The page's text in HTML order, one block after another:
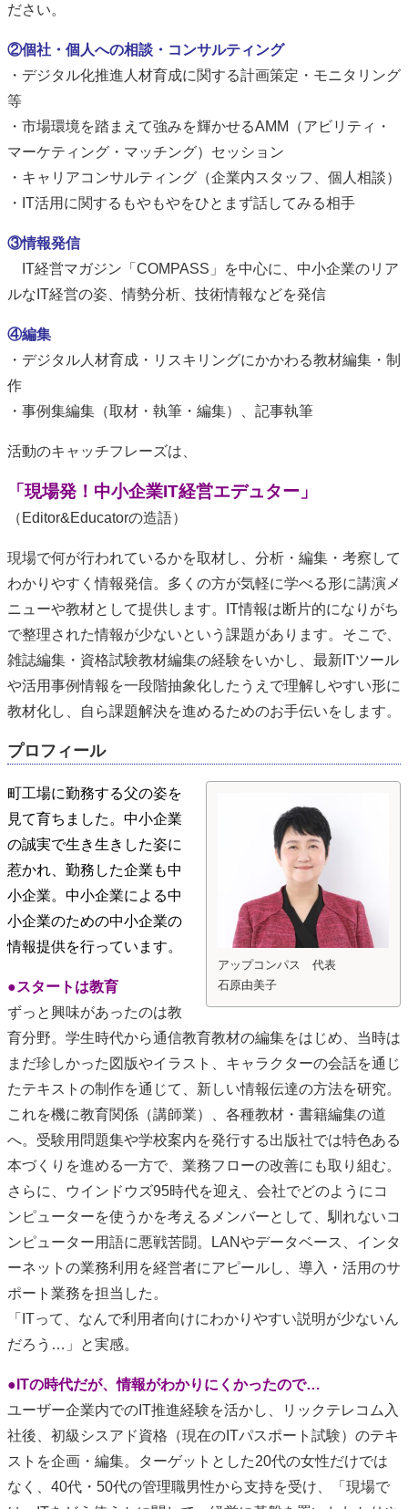
ださい。
②個社・個人への相談・コンサルティング
・デジタル化推進人材育成に関する計画策定・モニタリング
等
・市場環境を踏まえて強みを輝かせるAMM（アビリティ・
マーケティング・マッチング）セッション
・キャリアコンサルティング（企業内スタッフ、個人相談）
・IT活用に関するもやもやをひとまず話してみる相手
③情報発信
IT経営マガジン「COMPASS」を中心に、中小企業のリア
ルなIT経営の姿、情勢分析、技術情報などを発信
④編集
・デジタル人材育成・リスキリングにかかわる教材編集・制
作
・事例集編集（取材・執筆・編集）、記事執筆
活動のキャッチフレーズは、
「現場発！中小企業IT経営エデュター」
（Editor&Educatorの造語）
現場で何が行われているかを取材し、分析・編集・考察して
わかりやすく情報発信。多くの方が気軽に学べる形に講演メ
ニューや教材として提供します。IT情報は断片的になりがち
で整理された情報が少ないという課題があります。そこで、
雑誌編集・資格試験教材編集の経験をいかし、最新ITツール
や活用事例情報を一段階抽象化したうえで理解しやすい形に
教材化し、自ら課題解決を進めるためのお手伝いをします。
プロフィール
アップコンパス 代表
石原由美子
町工場に勤務する父の姿を
見て育ちました。中小企業
の誠実で生き生きした姿に
惹かれ、勤務した企業も中
小企業。中小企業による中
小企業のための中小企業の
情報提供を行っています。
●スタートは教育
ずっと興味があったのは教
育分野。学生時代から通信教育教材の編集をはじめ、当時は
まだ珍しかった図版やイラスト、キャラクターの会話を通じ
たテキストの制作を通じて、新しい情報伝達の方法を研究。
これを機に教育関係（講師業）、各種教材・書籍編集の道
へ。受験用問題集や学校案内を発行する出版社では特色ある
本づくりを進める一方で、業務フローの改善にも取り組む。
さらに、ウインドウズ95時代を迎え、会社でどのようにコ
ンピューターを使うかを考えるメンバーとして、馴れないコ
ンピューター用語に悪戦苦闘。LANやデータベース、インタ
ーネットの業務利用を経営者にアピールし、導入・活用のサ
ポート業務を担当した。
「ITって、なんで利用者向けにわかりやすい説明が少ないん
だろう…」と実感。
● ITの時代だが、情報がわかりにくかったので…
ユーザー企業内でのIT推進経験を活かし、リックテレコム入
社後、初級シスアド資格（現在のITパスポート試験）のテキ
ストを企画・編集。ターゲットとした20代の女性だけでは
なく、40代・50代の管理職男性から支持を受け、「現場で